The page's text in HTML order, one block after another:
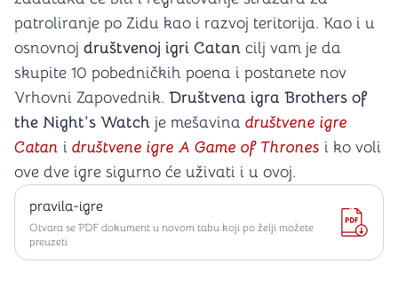
patroliranje po Zidu kao i razvoj teritorija. Kao i u
osnovnoj društvenoj igri Catan cilj vam je da
skupite 10 pobedničkih poena i postanete nov
Vrhovni Zapovednik. Društvena igra Brothers of
the Night’s Watch je mešavina društvene igre
Catan i društvene igre A Game of Thrones i ko voli
ove dve igre sigurno će uživati i u ovoj.
pravila-igre
Otvara se PDF dokument u novom tabu koji po želji možete
preuzeti